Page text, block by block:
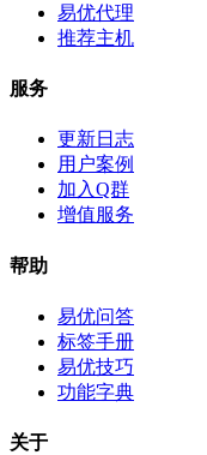
易优代理
推荐主机
服务
更新日志
用户案例
加入Q群
增值服务
帮助
易优问答
标签手册
易优技巧
功能字典
关于